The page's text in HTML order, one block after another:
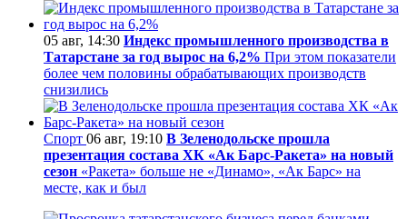
05 авг, 14:30 Индекс промышленного производства в
Татарстане за год вырос на 6,2% При этом показатели
более чем половины обрабатывающих производств
снизились
Спорт 06 авг, 19:10 В Зеленодольске прошла
презентация состава ХК «Ак Барс-Ракета» на новый
сезон «Ракета» больше не «Динамо», «Ак Барс» на
месте, как и был